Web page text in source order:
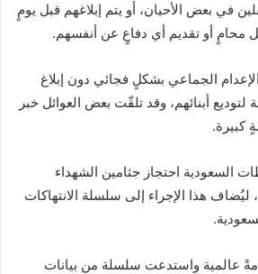
في بعض الأحيان، أو يتم إبلاغهم قبل يومٍ
محامٍ أو تقديم أي دفاعٍ عن أنفسهم.
الجماعي بشكلٍ فجائي دون إبلاغ
لتوديع أبنائهم، وقد تلقّت بعض العوائل خبر
كبيرة.
السعودية احتجاز جثامين الشهداء
ليُضاف هذا الإجراء إلى سلسلة الانتهاكات
عالمية واستدعت سلسلة من بيانات